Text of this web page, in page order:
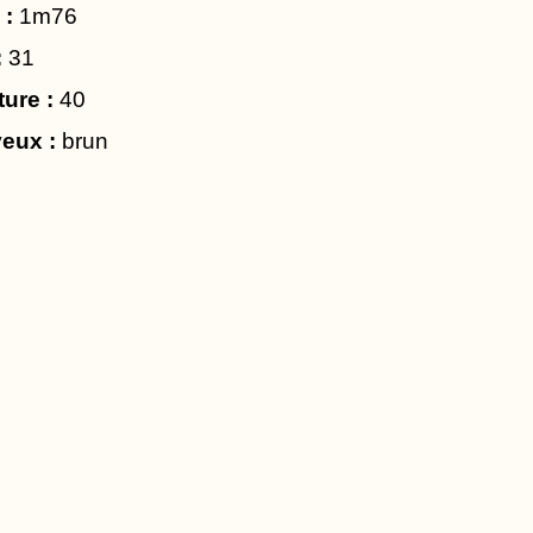
: 1m76
31
: 40
: brun